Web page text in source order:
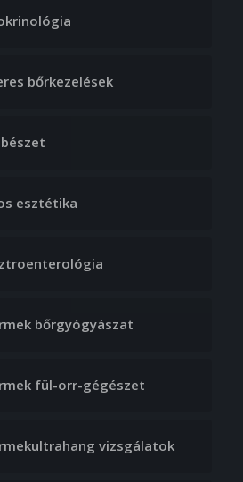
bőrkezelések
esztétika
bőrgyógyászat
fül-orr-gégészet
vizsgálatok